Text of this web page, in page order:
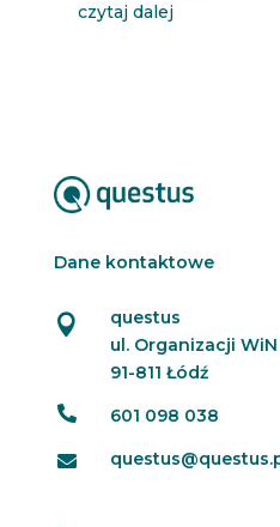
czytaj dalej
Dane kontaktowe

questus
ul. Organizacji
91-811 Łódź
 601 098 038
